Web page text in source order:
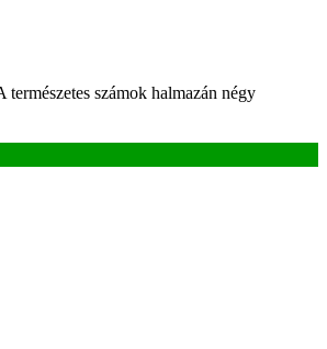
számok halmazán négy